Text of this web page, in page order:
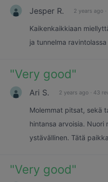
Jesper R. 2 years ago ·
Kaikenkaikkiaan
ja tunnelma
"Very good"
Ari S. 2 years ago · 43
Molemmat pitsat, sekä
hintansa arvoisia. Nuori
ystävällinen. Tätä
"Very good"